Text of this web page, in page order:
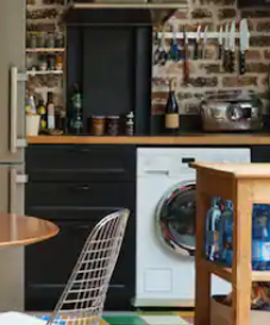
erkunde die Ergebnisse